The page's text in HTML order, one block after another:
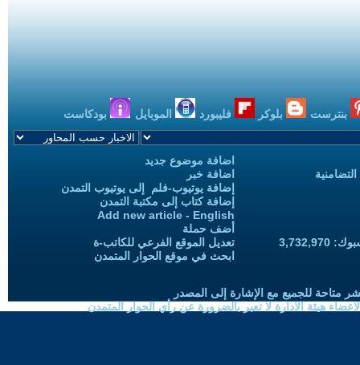
بنترست بلوكر فليبورد الموبايل بودكاست
اضافة موضوع جديد
اضافة خبر
إضافة يوتيوب-فلم إلى يوتيوب التمدن
إضافة كتاب إلى مكتبة التمدن
Add new article - English
أضف حملة
تعديل الموقع الفرعي للكاتب-ة
ابحث في موقع الحوار المتمدن
متاحة للجميع مع الإشارة إلى المصدر
هيئة الادارة لا تعبر بالضرورة عن رأي الحوار المتمدن